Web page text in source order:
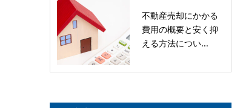
不動産売却にかかる
費用の概要と安く抑
える方法につい...